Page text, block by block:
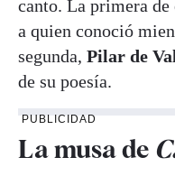
canto. La primera de
a quien conoció
segunda, Pilar de
de su poesía.
PUBLICIDAD
La musa de